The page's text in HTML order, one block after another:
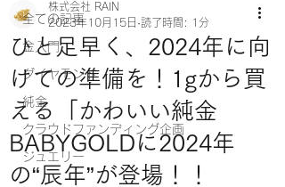
全ての記事
金入門
ダイヤモンド
純金
クラウドファンディング企画
ジュエリー
ひと足早く、2024年に向
けての準備を！1gから買
える「かわいい純金
BABYGOLDに2024年
の“辰年”が登場！！
株式会社 RAIN
2023年10月15日 読了時間: 1分